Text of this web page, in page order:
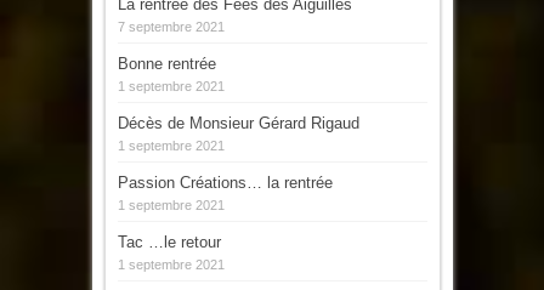
La rentrée des Fées des Aiguilles
7 septembre 2021
Bonne rentrée
1 septembre 2021
Décès de Monsieur Gérard Rigaud
1 septembre 2021
Passion Créations… la rentrée
1 septembre 2021
Tac …le retour
1 septembre 2021